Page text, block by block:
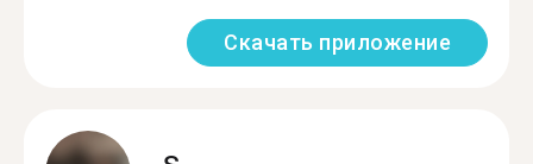
Скачать приложение